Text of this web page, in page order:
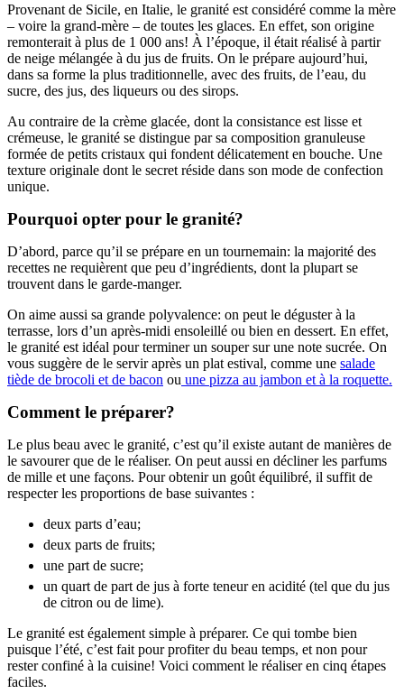
Provenant de Sicile, en Italie, le granité est considéré comme la mère
– voire la grand-mère – de toutes les glaces. En effet, son origine
remonterait à plus de 1 000 ans! À l’époque, il était réalisé à partir
de neige mélangée à du jus de fruits. On le prépare aujourd’hui,
dans sa forme la plus traditionnelle, avec des fruits, de l’eau, du
sucre, des jus, des liqueurs ou des sirops.
Au contraire de la crème glacée, dont la consistance est lisse et
crémeuse, le granité se distingue par sa composition granuleuse
formée de petits cristaux qui fondent délicatement en bouche. Une
texture originale dont le secret réside dans son mode de confection
unique.
Pourquoi opter pour le granité?
D’abord, parce qu’il se prépare en un tournemain: la majorité des
recettes ne requièrent que peu d’ingrédients, dont la plupart se
trouvent dans le garde-manger.
On aime aussi sa grande polyvalence: on peut le déguster à la
terrasse, lors d’un après-midi ensoleillé ou bien en dessert. En effet,
le granité est idéal pour terminer un souper sur une note sucrée. On
vous suggère de le servir après un plat estival, comme une salade
tiède de brocoli et de bacon ou une pizza au jambon et à la roquette.
Comment le préparer?
Le plus beau avec le granité, c’est qu’il existe autant de manières de
le savourer que de le réaliser. On peut aussi en décliner les parfums
de mille et une façons. Pour obtenir un goût équilibré, il suffit de
respecter les proportions de base suivantes :
deux parts d’eau;
deux parts de fruits;
une part de sucre;
un quart de part de jus à forte teneur en acidité (tel que du jus
de citron ou de lime).
Le granité est également simple à préparer. Ce qui tombe bien
puisque l’été, c’est fait pour profiter du beau temps, et non pour
rester confiné à la cuisine! Voici comment le réaliser en cinq étapes
faciles.